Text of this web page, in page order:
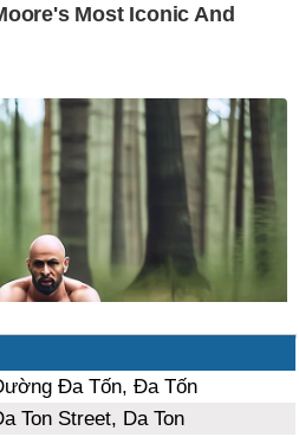
Đa Tốn, Đa Tốn
Ton Street, Da Ton